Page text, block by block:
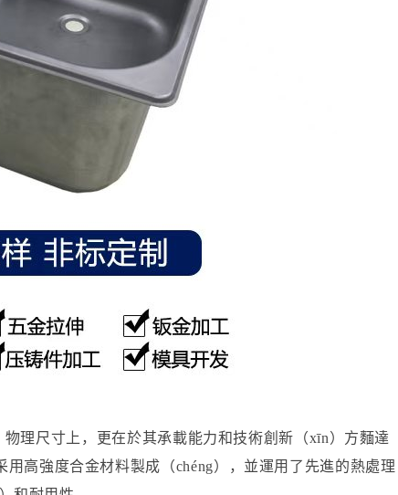
理尺寸上，更在於其承載能力和技術創新（xīn）方麵達
高強度合金材料製成（chéng），並運用了先進的熱處理